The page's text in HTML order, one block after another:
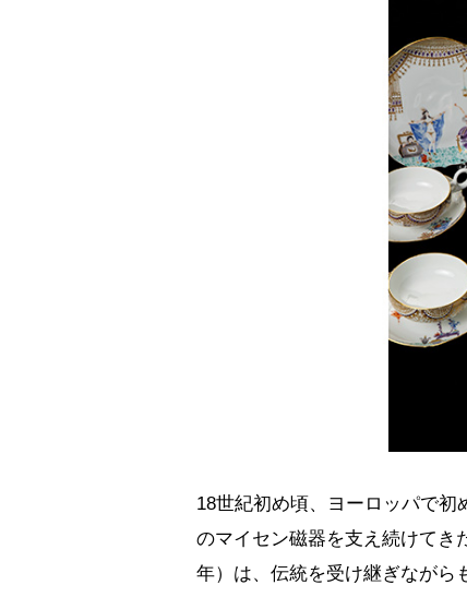
18世紀初め頃、ヨーロッパで初
のマイセン磁器を支え続けてき
年）は、伝統を受け継ぎながら